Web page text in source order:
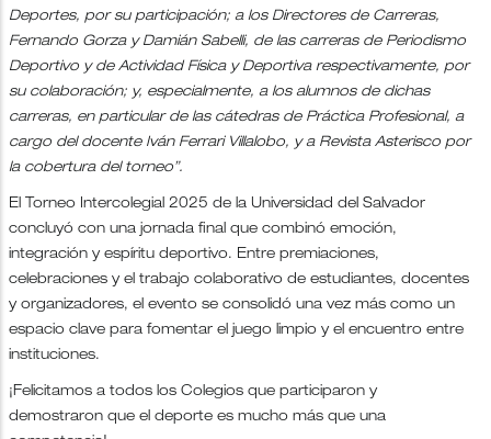
Deportes, por su participación; a los Directores de Carreras,
Fernando Gorza y Damián Sabelli, de las carreras de Periodismo
Deportivo y de Actividad Física y Deportiva respectivamente, por
su colaboración; y, especialmente, a los alumnos de dichas
carreras, en particular de las cátedras de Práctica Profesional, a
cargo del docente Iván Ferrari Villalobo, y a Revista Asterisco por
la cobertura del torneo”.
El Torneo Intercolegial 2025 de la Universidad del Salvador
concluyó con una jornada final que combinó emoción,
integración y espíritu deportivo. Entre premiaciones,
celebraciones y el trabajo colaborativo de estudiantes, docentes
y organizadores, el evento se consolidó una vez más como un
espacio clave para fomentar el juego limpio y el encuentro entre
instituciones.
¡Felicitamos a todos los Colegios que participaron y
demostraron que el deporte es mucho más que una